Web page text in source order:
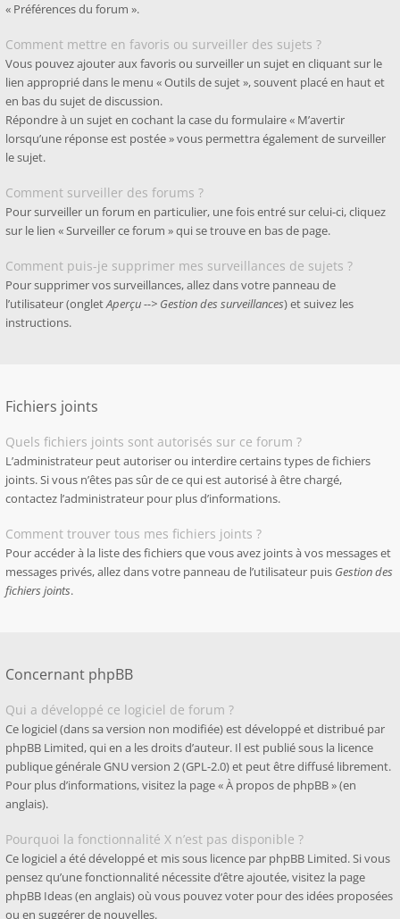
« Préférences du forum ».
Comment mettre en favoris ou surveiller des sujets ?
Vous pouvez ajouter aux favoris ou surveiller un sujet en cliquant sur le
lien approprié dans le menu « Outils de sujet », souvent placé en haut et
en bas du sujet de discussion.
Répondre à un sujet en cochant la case du formulaire « M’avertir
lorsqu’une réponse est postée » vous permettra également de surveiller
le sujet.
Comment surveiller des forums ?
Pour surveiller un forum en particulier, une fois entré sur celui-ci, cliquez
sur le lien « Surveiller ce forum » qui se trouve en bas de page.
Comment puis-je supprimer mes surveillances de sujets ?
Pour supprimer vos surveillances, allez dans votre panneau de
l’utilisateur (ongletAperçu --> Gestion des surveillances) et suivez les
instructions.
Fichiers joints
Quels fichiers joints sont autorisés sur ce forum ?
L’administrateur peut autoriser ou interdire certains types de fichiers
joints. Si vous n’êtes pas sûr de ce qui est autorisé à être chargé,
contactez l’administrateur pour plus d’informations.
Comment trouver tous mes fichiers joints ?
Pour accéder à la liste des fichiers que vous avez joints à vos messages et
messages privés, allez dans votre panneau de l’utilisateur puis Gestion des
fichiers joints.
Concernant phpBB
Qui a développé ce logiciel de forum ?
Ce logiciel (dans sa version non modifiée) est développé et distribué par
phpBB Limited, qui en a les droits d’auteur. Il est publié sous la licence
publique générale GNU version 2 (GPL-2.0) et peut être diffusé librement.
Pour plus d’informations, visitez la page «À propos de phpBB» (en
anglais).
Pourquoi la fonctionnalité X n’est pas disponible ?
Ce logiciel a été développé et mis sous licence par phpBB Limited. Si vous
pensez qu’une fonctionnalité nécessite d’être ajoutée, visitez la page
phpBB Ideas(en anglais) où vous pouvez voter pour des idées proposées
ou en suggérer de nouvelles.